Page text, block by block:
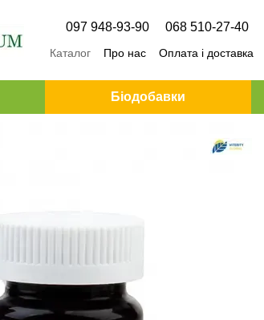
097 948-93-90 068 510-27-40
Каталог Про нас Оплата і доставка
Біодобавки